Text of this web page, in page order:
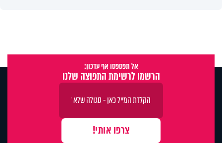
אל תפספסו אף עדכון:
הרשמו לרשימת התפוצה שלנו